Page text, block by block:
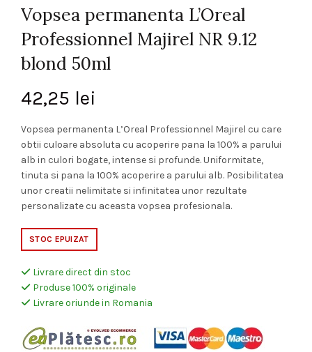
Vopsea permanenta L’Oreal
Professionnel Majirel NR 9.12
blond 50ml
42,25 lei
Vopsea permanenta L’Oreal Professionnel Majirel cu care
obtii culoare absoluta cu acoperire pana la 100% a parului
alb in culori bogate, intense si profunde. Uniformitate,
tinuta si pana la 100% acoperire a parului alb. Posibilitatea
unor creatii nelimitate si infinitatea unor rezultate
personalizate cu aceasta vopsea profesionala.
STOC EPUIZAT
Livrare direct din stoc
Produse 100% originale
Livrare oriunde in Romania